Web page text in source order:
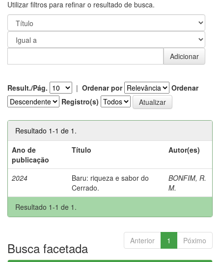
Utilizar filtros para refinar o resultado de busca.
Result./Pág. | Ordenar por
Ordenar
Registro(s)
Resultado 1-1 de 1.
Ano de
publicação
Título Autor(es)
2024
Baru: riqueza e sabor do
Cerrado.
BONFIM, R.
M.
Resultado 1-1 de 1.
Anterior 1 Póximo
Busca facetada